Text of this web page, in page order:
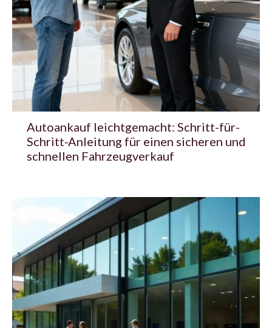
Autoankauf leichtgemacht: Schritt-für-
Schritt-Anleitung für einen sicheren und
schnellen Fahrzeugverkauf